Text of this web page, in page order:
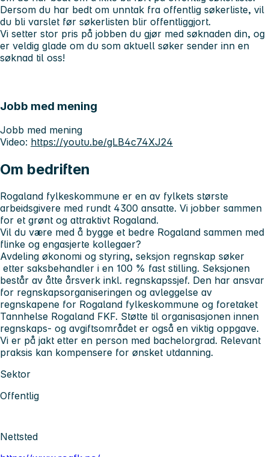
Dersom du har bedt om unntak fra offentlig søkerliste, vil
du bli varslet før søkerlisten blir offentliggjort.
Vi setter stor pris på jobben du gjør med søknaden din, og
er veldig glade om du som aktuell søker sender inn en
søknad til oss!
Jobb med mening
Jobb med mening
Video: https://youtu.be/gLB4c74XJ24
Om bedriften
Rogaland fylkeskommune er en av fylkets største
arbeidsgivere med rundt 4300 ansatte. Vi jobber sammen
for et grønt og attraktivt Rogaland.
Vil du være med å bygge et bedre Rogaland sammen med
flinke og engasjerte kollegaer?
Avdeling økonomi og styring, seksjon regnskap søker
etter saksbehandler i en 100 % fast stilling. Seksjonen
består av åtte årsverk inkl. regnskapssjef. Den har ansvar
for regnskapsorganiseringen og avleggelse av
regnskapene for Rogaland fylkeskommune og foretaket
Tannhelse Rogaland FKF. Støtte til organisasjonen innen
regnskaps- og avgiftsområdet er også en viktig oppgave.
Vi er på jakt etter en person med bachelorgrad. Relevant
praksis kan kompensere for ønsket utdanning.
Sektor
Offentlig
Nettsted